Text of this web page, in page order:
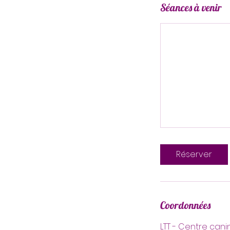
Séances à venir
Réserver
Coordonnées
LTT - Centre